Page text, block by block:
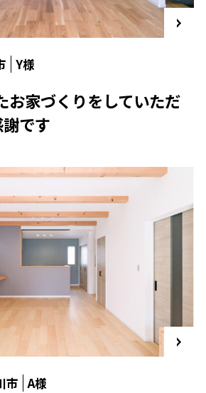
Y様
お家づくりをしていただ
謝です
市 A様